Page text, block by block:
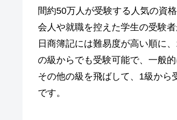
間約50万人が受験する人気の資
会人や就職を控えた学生の受験者
日商簿記には難易度が高い順に
の級からでも受験可能で、一般
その他の級を飛ばして、1級か
です。